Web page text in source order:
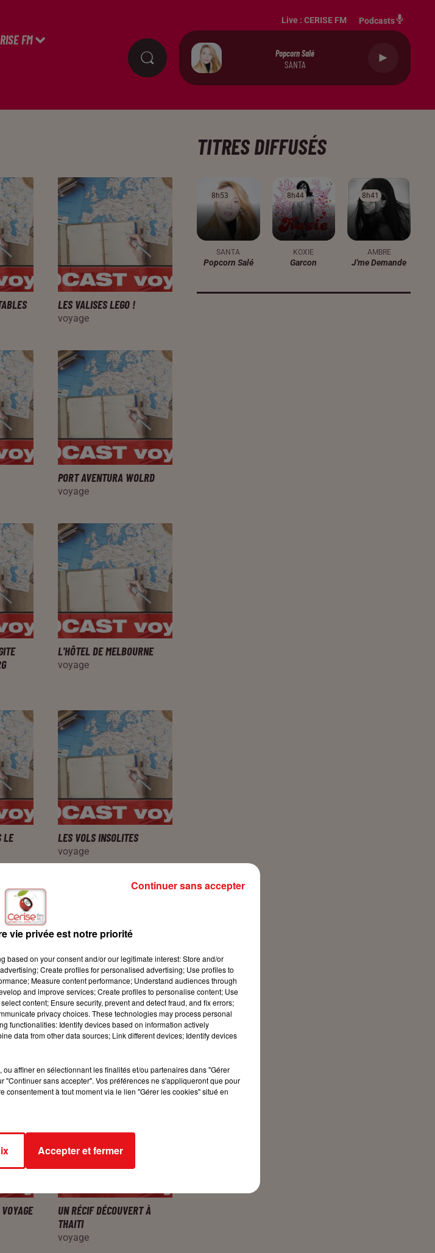
FM
Live : CERISE FM Podcasts
Popcorn Salé
SANTA
LES VALISES LEGO !
voyage
PORT AVENTURA WOLRD
voyage
L'HÔTEL DE MELBOURNE
voyage
LE
LES VOLS INSOLITES
voyage
L'AVENIR DU TOURISME
SPATIALE
UN RÉCIF DÉCOUVERT À
THAITI
voyage
TITRES DIFFUSÉS
8h53
8h53
SANTA
Popcorn Salé
8h44
8h44
KOXIE
Garcon
8h41
8h41
AMBRE
J'me Demande
vie privée est notre priorité
based on your consent and/or our legitimate interest: Store and/or
Create profiles for personalised advertising; Use profiles to
Measure content performance; Understand audiences through
and improve services; Create profiles to personalise content; Use
content; Ensure security, prevent and detect fraud, and fix errors;
privacy choices. These technologies may process personal
functionalities: Identify devices based on information actively
data from other data sources; Link different devices; Identify devices
affiner en sélectionnant les finalités et/ou partenaires dans "Gérer
"Continuer sans accepter". Vos préférences ne s'appliqueront que pour
consentement à tout moment via le lien "Gérer les cookies" situé en
Accepter et fermer
Continuer sans accepter